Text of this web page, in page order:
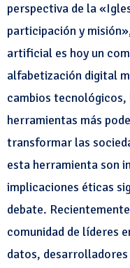
perspectiva de la
participación y
artificial es hoy un
alfabetización digital
cambios tecnológicos,
herramientas más
transformar las
esta herramienta son
implicaciones éticas
debate.
comunidad de líderes
datos,